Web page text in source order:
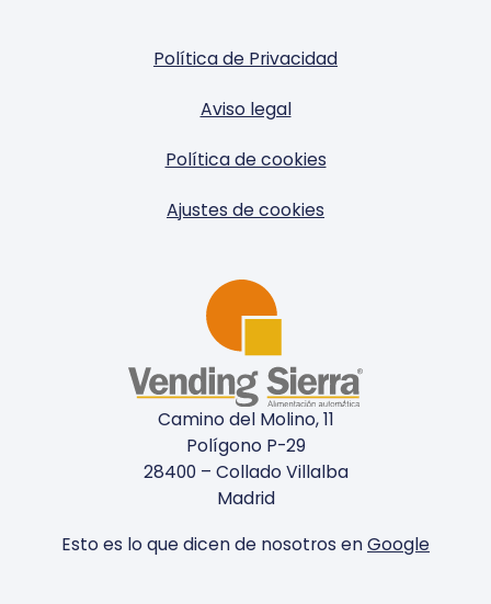
Política de Privacidad
Aviso legal
Política de cookies
Ajustes de cookies
Camino del Molino, 11
Polígono P-29
28400 – Collado Villalba
Madrid
Esto es lo que dicen de nosotros enGoogle